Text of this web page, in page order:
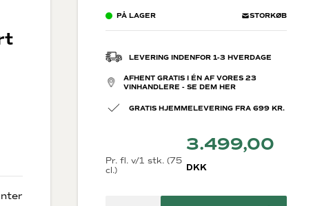
vin
Champagne
Crémant
Prosecco
Søde mousserende
PÅ LAGER STORKØB
LEVERING INDENFOR 1-3 HVERDAGE
AFHENT GRATIS I ÉN AF VORES 23
VINHANDLERE - SE DEM HER
GRATIS HJEMMELEVERING FRA 699 KR.
Pr. fl. v/1 stk. (75
cl.)
3.499,00
DKK